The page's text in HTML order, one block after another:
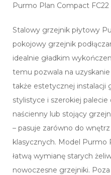
Purmo Plan Compact
Stalowy grzejnik płytowy
pokojowy grzejnik
idealnie gładkim
temu pozwala na
także estetycznej instalacji
stylistyce i szerokiej
naścienny lub stojący
– pasuje zarówno do
klasycznych. Model Purmo
łatwą wymianę starych
nowoczesne grzejniki.